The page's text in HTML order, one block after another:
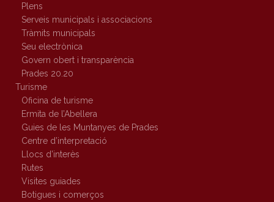
Plens
Serveis municipals i associacions
Tràmits municipals
Seu electrònica
Govern obert i transparència
Prades 20.20
Turisme
Oficina de turisme
Ermita de l’Abellera
Guies de les Muntanyes de Prades
Centre d’interpretació
Llocs d’interès
Rutes
Visites guiades
Botigues i comerços